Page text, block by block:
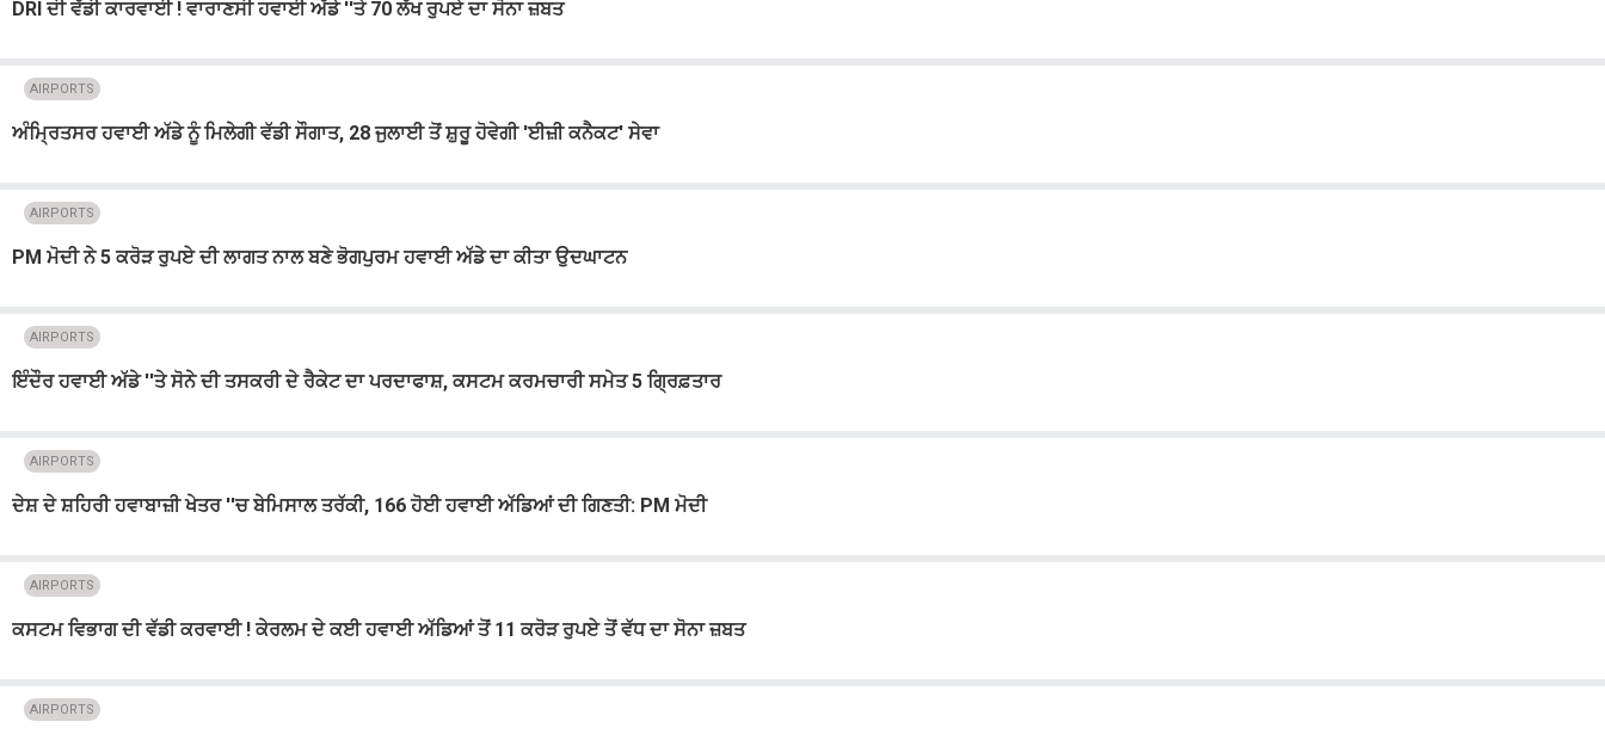
DRI ਦੀ ਵੱਡੀ ਕਾਰਵਾਈ ! ਵਾਰਾਣਸੀ ਹਵਾਈ ਅੱਡੇ ''ਤੇ 70 ਲੱਖ ਰੁਪਏ ਦਾ ਸੋਨਾ ਜ਼ਬਤ
AIRPORTS
ਅੰਮ੍ਰਿਤਸਰ ਹਵਾਈ ਅੱਡੇ ਨੂੰ ਮਿਲੇਗੀ ਵੱਡੀ ਸੌਗਾਤ, 28 ਜੁਲਾਈ ਤੋਂ ਸ਼ੁਰੂ ਹੋਵੇਗੀ 'ਈਜ਼ੀ ਕਨੈਕਟ' ਸੇਵਾ
AIRPORTS
PM ਮੋਦੀ ਨੇ 5 ਕਰੋੜ ਰੁਪਏ ਦੀ ਲਾਗਤ ਨਾਲ ਬਣੇ ਭੋਗਪੁਰਮ ਹਵਾਈ ਅੱਡੇ ਦਾ ਕੀਤਾ ਉਦਘਾਟਨ
AIRPORTS
ਇੰਦੌਰ ਹਵਾਈ ਅੱਡੇ ''ਤੇ ਸੋਨੇ ਦੀ ਤਸਕਰੀ ਦੇ ਰੈਕੇਟ ਦਾ ਪਰਦਾਫਾਸ਼, ਕਸਟਮ ਕਰਮਚਾਰੀ ਸਮੇਤ 5 ਗ੍ਰਿਫ਼ਤਾਰ
AIRPORTS
ਦੇਸ਼ ਦੇ ਸ਼ਹਿਰੀ ਹਵਾਬਾਜ਼ੀ ਖੇਤਰ ''ਚ ਬੇਮਿਸਾਲ ਤਰੱਕੀ, 166 ਹੋਈ ਹਵਾਈ ਅੱਡਿਆਂ ਦੀ ਗਿਣਤੀ: PM ਮੋਦੀ
AIRPORTS
ਕਸਟਮ ਵਿਭਾਗ ਦੀ ਵੱਡੀ ਕਰਵਾਈ ! ਕੇਰਲਮ ਦੇ ਕਈ ਹਵਾਈ ਅੱਡਿਆਂ ਤੋਂ 11 ਕਰੋੜ ਰੁਪਏ ਤੋਂ ਵੱਧ ਦਾ ਸੋਨਾ ਜ਼ਬਤ
AIRPORTS